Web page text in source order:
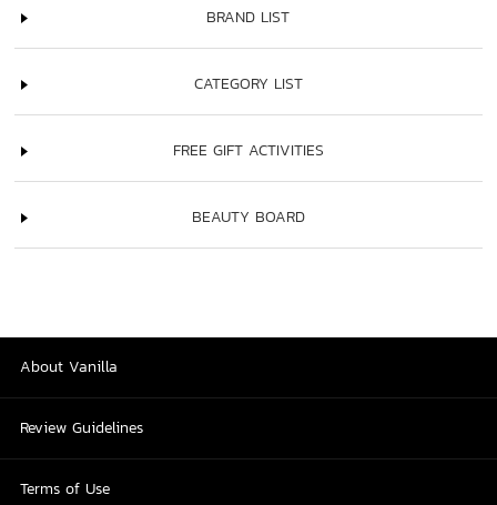
BRAND LIST
CATEGORY LIST
FREE GIFT ACTIVITIES
BEAUTY BOARD
About Vanilla
Review Guidelines
Terms of Use